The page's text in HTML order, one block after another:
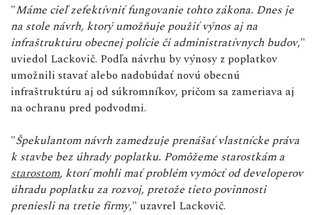
"Máme cieľ zefektívniť fungovanie tohto zákona. Dnes je
na stole návrh, ktorý umožňuje použiť výnos aj na
infraštruktúru obecnej polície či administratívnych budov,"
uviedol Lackovič. Podľa návrhu by výnosy z poplatkov
umožnili stavať alebo nadobúdať novú obecnú
infraštruktúru aj od súkromníkov, pričom sa zameriava aj
na ochranu pred podvodmi.
"Špekulantom návrh zamedzuje prenášať vlastnícke práva
k stavbe bez úhrady poplatku. Pomôžeme starostkám a
starostom, ktorí mohli mať problém vymôcť od developerov
úhradu poplatku za rozvoj, pretože tieto povinnosti
preniesli na tretie firmy," uzavrel Lackovič.